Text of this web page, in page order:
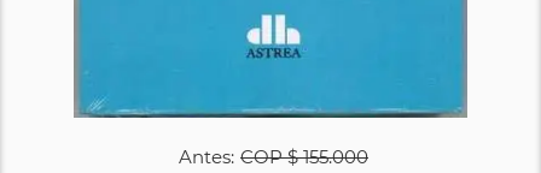
Antes: COP$ 155.000